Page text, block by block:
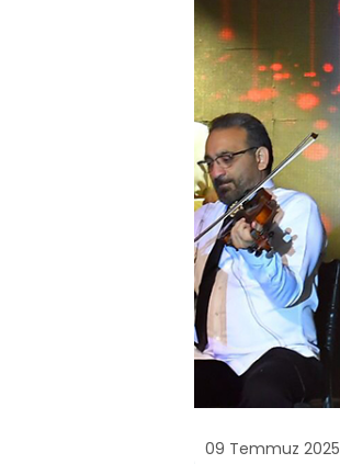
09 Temmuz 2025